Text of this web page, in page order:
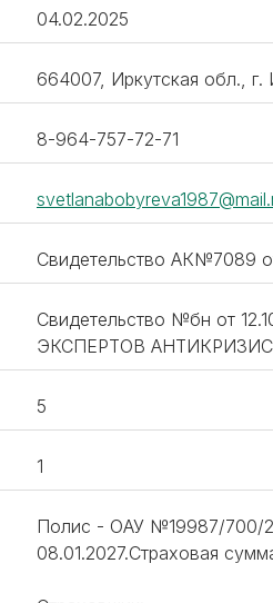
04.02.2025
664007, Иркутская обл., г.
8-964-757-72-71
Свидетельство АК№7089
Свидетельство №бн от
ЭКСПЕРТОВ
5
1
Полис - ОАУ №19987/700/
08.01.2027.Страховая